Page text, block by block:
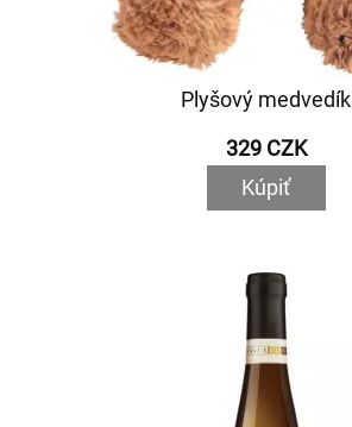
Plyšový medvedík
329 CZK
Kúpiť